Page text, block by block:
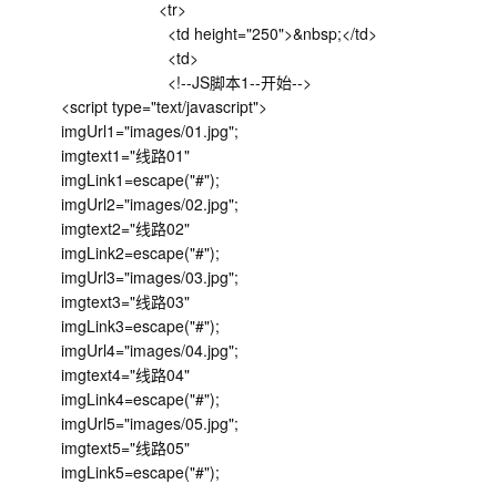
<tr>
<td height="250">&nbsp;</td>
<td>
<!--JS脚本1--开始-->
<script type="text/javascript">
imgUrl1="images/01.jpg";
imgtext1="线路01"
imgLink1=escape("#");
imgUrl2="images/02.jpg";
imgtext2="线路02"
imgLink2=escape("#");
imgUrl3="images/03.jpg";
imgtext3="线路03"
imgLink3=escape("#");
imgUrl4="images/04.jpg";
imgtext4="线路04"
imgLink4=escape("#");
imgUrl5="images/05.jpg";
imgtext5="线路05"
imgLink5=escape("#");